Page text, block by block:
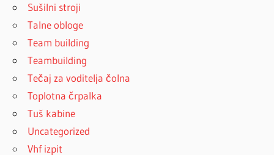
Sušilni stroji
Talne obloge
Team building
Teambuilding
Tečaj za voditelja čolna
Toplotna črpalka
Tuš kabine
Uncategorized
Vhf izpit